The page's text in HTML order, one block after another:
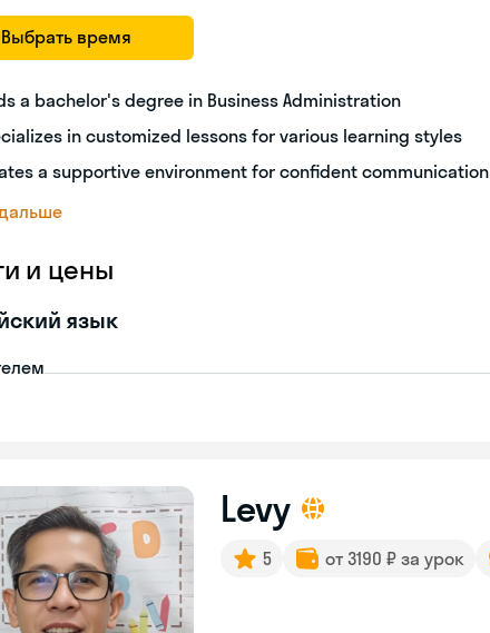
Выбрать время
a bachelor's degree in Business Administration
in customized lessons for various learning styles
a supportive environment for confident communication
и цены
язык
Levy
5 от 3190 ₽ за урок